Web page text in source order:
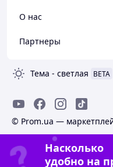
О нас
Партнеры
Тема - светлая BETA
© Prom.ua —
Насколько
удобно на